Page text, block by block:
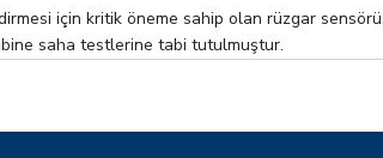
için kritik öneme sahip olan rüzgar
saha testlerine tabi tutulmuştur.